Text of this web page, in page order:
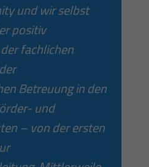
und wir selbst
positiv
fachlichen
Betreuung in den
und
– von der ersten